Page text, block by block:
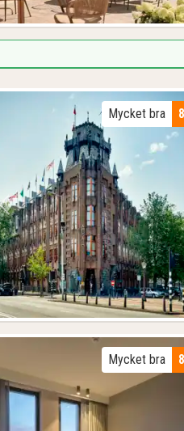
Föregående bild
Mycket bra
Mycket bra
till Edam Cheese Museum(1)
Highlights-Routes